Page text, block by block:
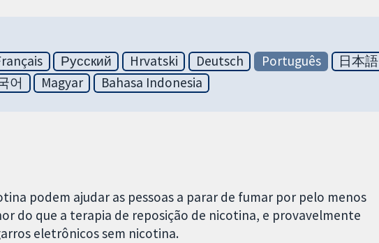
Русский Hrvatski Deutsch Português 日本語
어 Magyar Bahasa Indonesia
podem ajudar as pessoas a parar de fumar por pelo menos
do que a terapia de reposição de nicotina, e provavelmente
eletrônicos sem nicotina.